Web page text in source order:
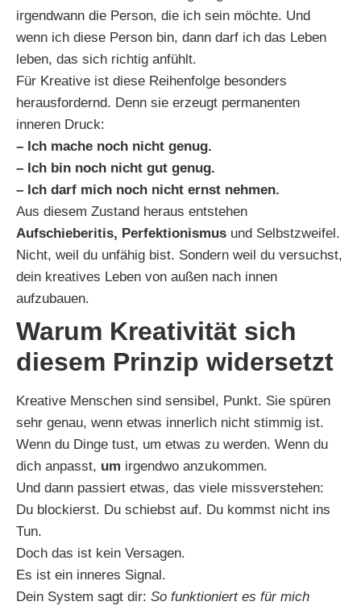
irgendwann die Person, die ich sein möchte. Und
wenn ich diese Person bin, dann darf ich das Leben
leben, das sich richtig anfühlt.
Für Kreative ist diese Reihenfolge besonders
herausfordernd. Denn sie erzeugt permanenten
inneren Druck:
– Ich mache noch nicht genug.
– Ich bin noch nicht gut genug.
– Ich darf mich noch nicht ernst nehmen.
Aus diesem Zustand heraus entstehen
Aufschieberitis, Perfektionismus und Selbstzweifel.
Nicht, weil du unfähig bist. Sondern weil du versuchst,
dein kreatives Leben von außen nach innen
aufzubauen.
Warum Kreativität sich
diesem Prinzip widersetzt
Kreative Menschen sind sensibel, Punkt. Sie spüren
sehr genau, wenn etwas innerlich nicht stimmig ist.
Wenn du Dinge tust, um etwas zu werden. Wenn du
dich anpasst, um irgendwo anzukommen.
Und dann passiert etwas, das viele missverstehen:
Du blockierst. Du schiebst auf. Du kommst nicht ins
Tun.
Doch das ist kein Versagen.
Es ist ein inneres Signal.
Dein System sagt dir: So funktioniert es für mich